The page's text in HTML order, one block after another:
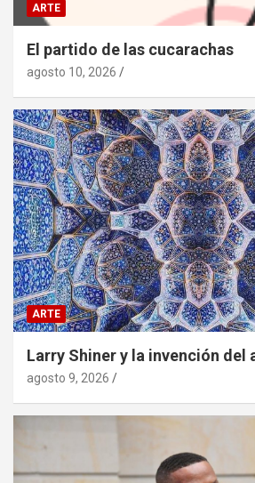
ARTE
El partido de las cucarachas
agosto 10, 2026
ARTE
Larry Shiner y la invención del
agosto 9, 2026